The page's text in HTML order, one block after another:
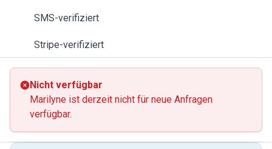
SMS-verifiziert
Stripe-verifiziert
Nicht verfügbar
Marilyne ist derzeit nicht für neue Anfragen
verfügbar.